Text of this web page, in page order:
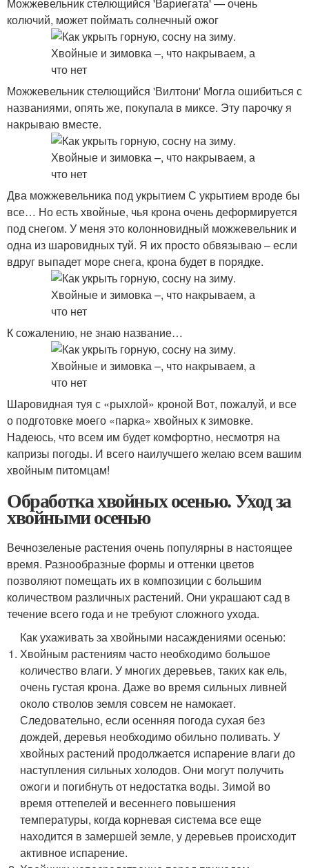
колючий, может поймать солнечный ожог
Можжевельник стелющийся 'Вилтони' Могла ошибиться с
названиями, опять же, покупала в миксе. Эту парочку я
накрываю вместе.
Два можжевельника под укрытием С укрытием вроде бы
все… Но есть хвойные, чья крона очень деформируется
под снегом. У меня это колонновидный можжевельник и
одна из шаровидных туй. Я их просто обвязываю – если
вдруг выпадет море снега, крона будет в порядке.
К сожалению, не знаю название…
Шаровидная туя с «рыхлой» кроной Вот, пожалуй, и все
о подготовке моего «парка» хвойных к зимовке.
Надеюсь, что всем им будет комфортно, несмотря на
капризы погоды. И всего наилучшего желаю всем вашим
хвойным питомцам!
Обработка хвойных осенью. Уход за
хвойными осенью
Вечнозеленые растения очень популярны в настоящее
время. Разнообразные формы и оттенки цветов
позволяют помещать их в композиции с большим
количеством различных растений. Они украшают сад в
течение всего года и не требуют сложного ухода.
Как ухаживать за хвойными насаждениями осенью:
Хвойным растениям часто необходимо большое
количество влаги. У многих деревьев, таких как ель,
очень густая крона. Даже во время сильных ливней
около стволов земля совсем не намокает.
Следовательно, если осенняя погода сухая без
дождей, деревья необходимо обильно поливать. У
хвойных растений продолжается испарение влаги до
наступления сильных холодов. Они могут получить
ожоги и погибнуть от недостатка воды. Зимой во
время оттепелей и весеннего повышения
температуры, когда корневая система все еще
находится в замершей земле, у деревьев происходит
активное испарение.